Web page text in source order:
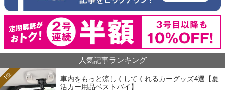
人気記事ランキング
車内をもっと涼しくしてくれるカーグッズ4選【夏
活カー用品ベストバイ】
1位